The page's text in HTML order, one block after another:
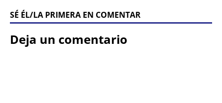
SÉ ÉL/LA PRIMERA EN COMENTAR
Deja un comentario